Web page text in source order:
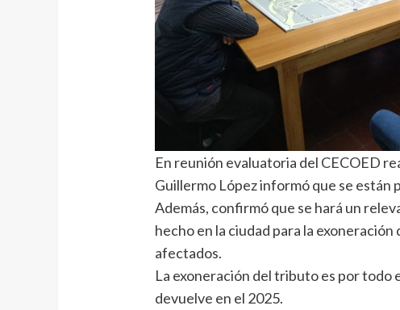
En reunión evaluatoria del CECOED
Guillermo López informó que se están
Además, confirmó que se hará un
hecho en la ciudad para la
afectados.
La exoneración del tributo es por todo
devuelve en el 2025.